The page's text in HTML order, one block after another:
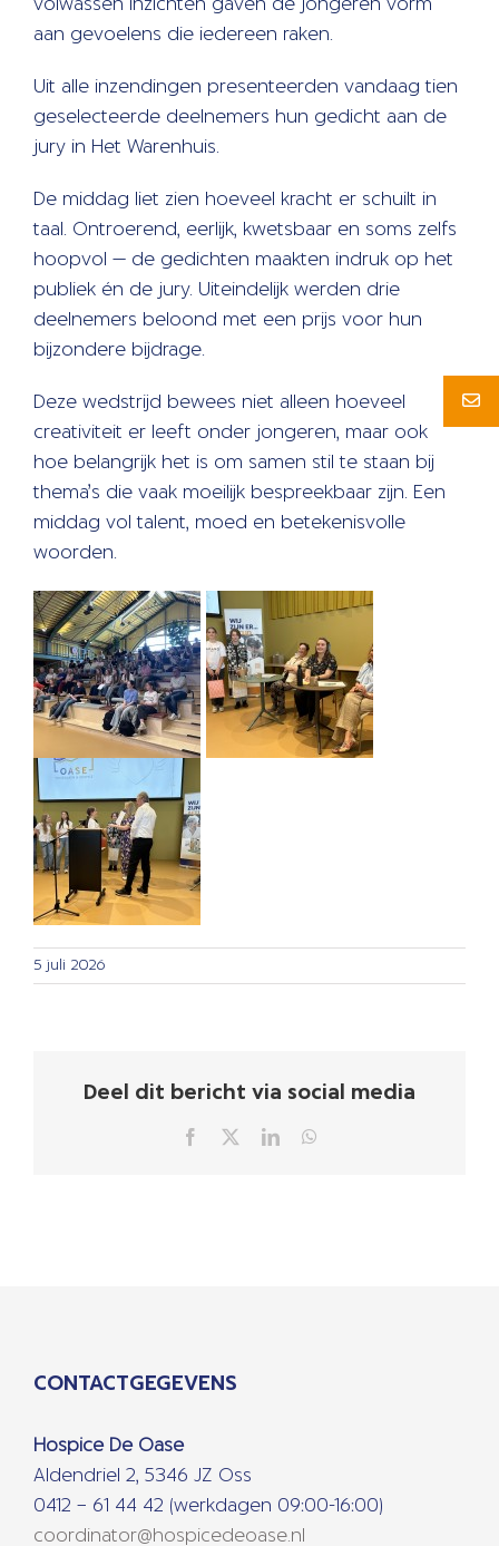
volwassen inzichten gaven de jongeren vorm
aan gevoelens die iedereen raken.
Uit alle inzendingen presenteerden vandaag tien
geselecteerde deelnemers hun gedicht aan de
jury in Het Warenhuis.
De middag liet zien hoeveel kracht er schuilt in
taal. Ontroerend, eerlijk, kwetsbaar en soms zelfs
hoopvol — de gedichten maakten indruk op het
publiek én de jury. Uiteindelijk werden drie
deelnemers beloond met een prijs voor hun
bijzondere bijdrage.
Deze wedstrijd bewees niet alleen hoeveel
creativiteit er leeft onder jongeren, maar ook
hoe belangrijk het is om samen stil te staan bij
thema’s die vaak moeilijk bespreekbaar zijn. Een
middag vol talent, moed en betekenisvolle
woorden.
5 juli 2026
Deel dit bericht via social media
Facebook LinkedIn
CONTACTGEGEVENS
Hospice De Oase
Aldendriel 2, 5346 JZ Oss
0412 – 61 44 42 (werkdagen 09:00-16:00)
coordinator@hospicedeoase.nl